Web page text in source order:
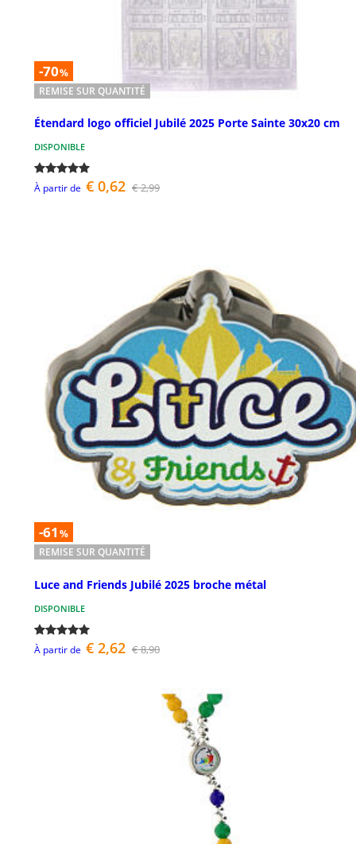
-70%
REMISE SUR QUANTITÉ
Étendard logo officiel Jubilé 2025 Porte Sainte 30x20 cm
DISPONIBLE
À partir de € 0,62 € 2,99
-61 %
REMISE SUR QUANTITÉ
Luce and Friends Jubilé 2025 broche métal
DISPONIBLE
À partir de € 2,62 € 8,90